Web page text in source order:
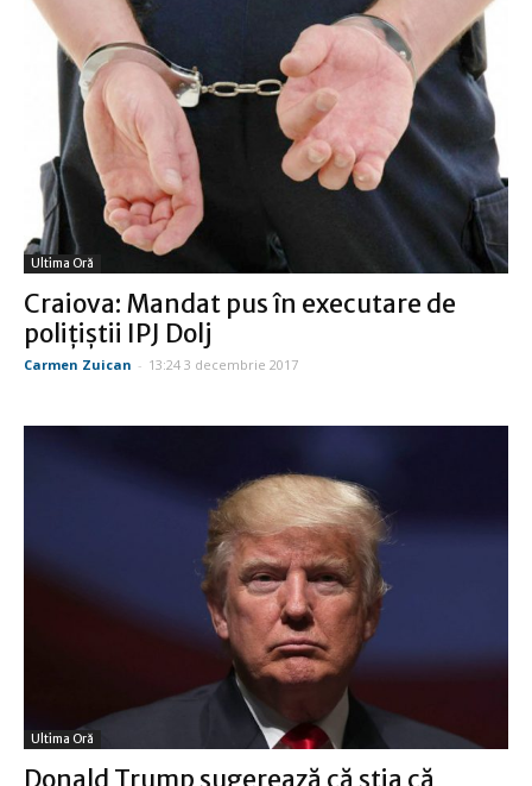
Ultima Oră
Craiova: Mandat pus în executare de
poliţiştii IPJ Dolj
Carmen Zuican - 13:24 3 decembrie 2017
Ultima Oră